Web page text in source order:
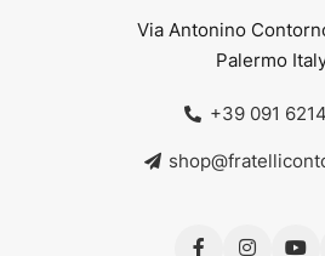
Via Antonino
Palermo
+39 091